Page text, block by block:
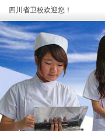
四川省卫校欢迎您！